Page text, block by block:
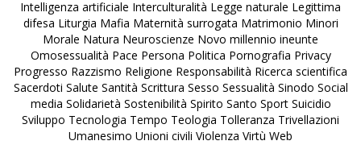
Intelligenza artificiale Interculturalità Legge naturale Legittima
difesa Liturgia Mafia Maternità surrogata Matrimonio Minori
Morale Natura Neuroscienze Novo millennio ineunte
Omosessualità Pace Persona Politica Pornografia Privacy
Progresso Razzismo Religione Responsabilità Ricerca scientifica
Sacerdoti Salute Santità Scrittura Sesso Sessualità Sinodo Social
media Solidarietà Sostenibilità Spirito Santo Sport Suicidio
Sviluppo Tecnologia Tempo Teologia Tolleranza Trivellazioni
Umanesimo Unioni civili Violenza Virtù Web